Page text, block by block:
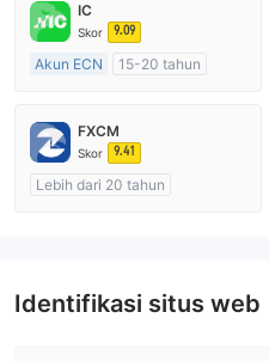
IC
Skor 9.09
Akun ECN
15-20 tahun
Market Maker (MM)
Lisensi Penuh MT4
FXCM
Skor 9.41
Lebih dari 20 tahun
Identifikasi situs web